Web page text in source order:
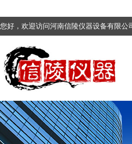
您好，欢迎访问河南信陵仪器设备有限公